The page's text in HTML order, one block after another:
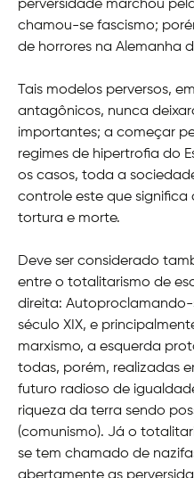
perversidade marchou
chamou-se fascismo;
de horrores na Alemanha
Tais modelos perversos,
antagônicos, nunca
importantes; a começar
regimes de hipertrofia do
os casos, toda a
controle este que significa
tortura e morte.
Deve ser considerado
entre o totalitarismo de
direita: Autoproclamando-
século XIX, e
marxismo, a esquerda
todas, porém, realizadas
futuro radioso de
riqueza da terra sendo
(comunismo). Já o
se tem chamado de